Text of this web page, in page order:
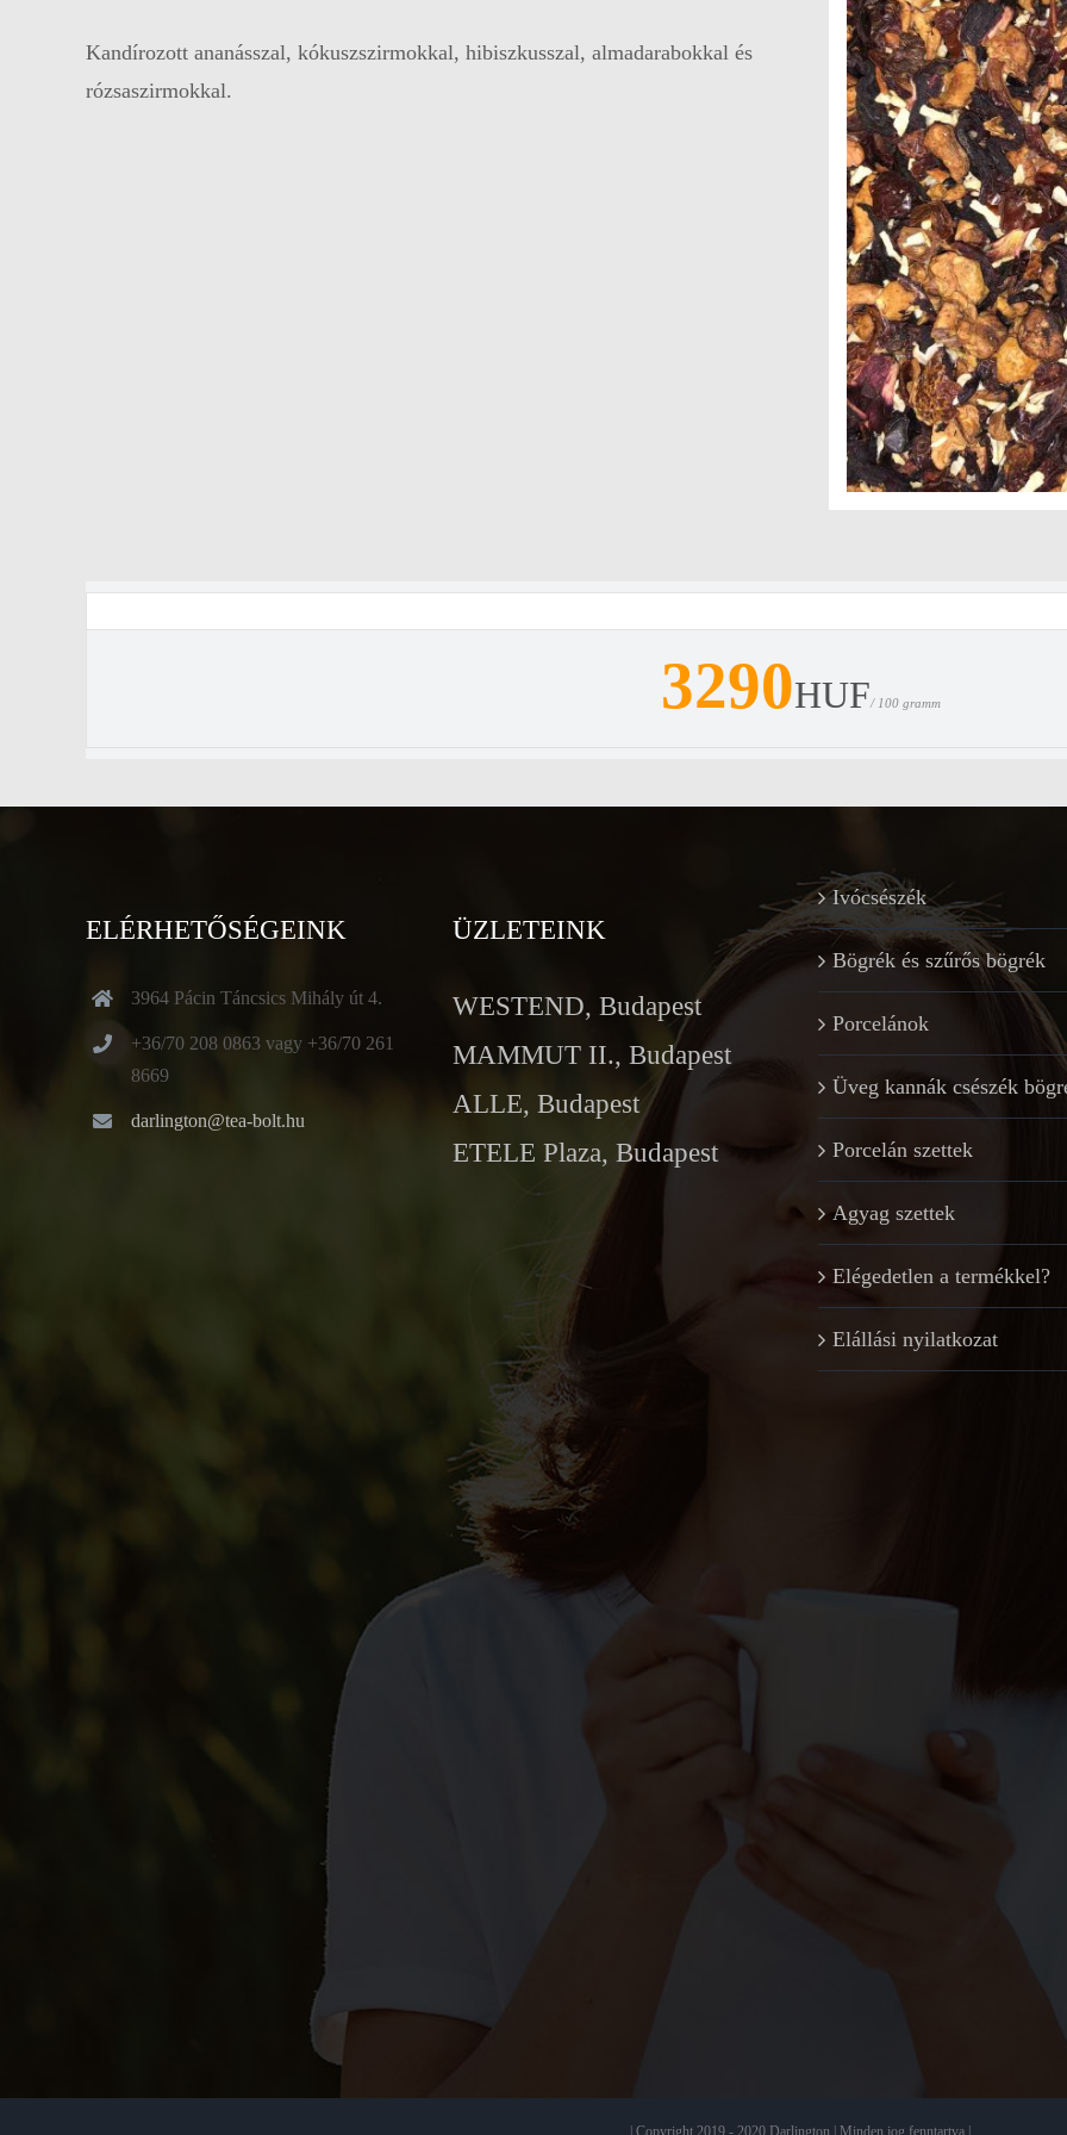
Kandírozott ananásszal, kókuszszirmokkal, hibiszkusszal, almadarabokkal és
rózsaszirmokkal.
3290HUF/ 100 gramm
ELÉRHETŐSÉGEINK
3964 Pácin Táncsics Mihály út 4.
+36/70 208 0863 vagy +36/70 261
8669
darlington@tea-bolt.hu
ÜZLETEINK
WESTEND, Budapest
MAMMUT II., Budapest
ALLE, Budapest
ETELE Plaza, Budapest
Ivócsészék
Bögrék és szűrős bögrék
Porcelánok
Üveg kannák csészék
Porcelán szettek
Agyag szettek
Elégedetlen a termékkel?
Elállási nyilatkozat
| Copyright 2019 - 2020 Darlington | Minden jog fenntartva |